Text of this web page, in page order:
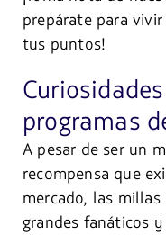
prepárate para
tus puntos!
programas
A pesar de ser un
recompensa que
mercado, las
grandes fanáticos